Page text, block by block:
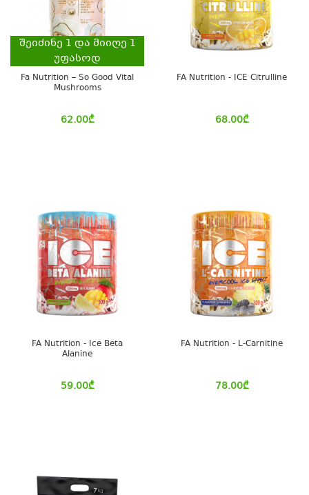
შეიძინე 1 და მიიღე 1
უფასოდ
Fa Nutrition – So Good Vital
Mushrooms
62.00₾
FA Nutrition - ICE Citrulline
68.00₾
FA Nutrition - Ice Beta
Alanine
59.00₾
FA Nutrition - L-Carnitine
78.00₾